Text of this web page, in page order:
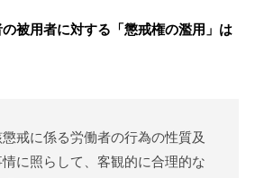
被用者に対する「懲戒権の濫用」は
戒に係る労働者の行為の性質及
に照らして、客観的に合理的な